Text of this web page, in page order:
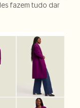
fazem tudo dar